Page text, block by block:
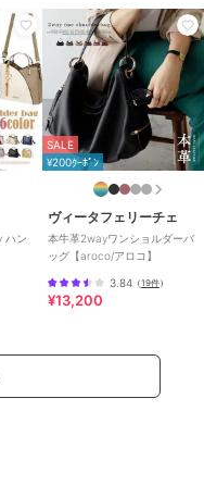
ハン
SALE
¥200ｸｰﾎﾟﾝ
ヴィータフェリーチェ
本牛革2wayワンショルダーバ
ッグ【aroco/アロコ】
3.84 （19件）
¥13,200